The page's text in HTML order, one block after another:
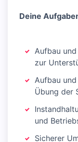
Deine
Aufbau
zur
Aufbau
Übung der
und
Sicherer